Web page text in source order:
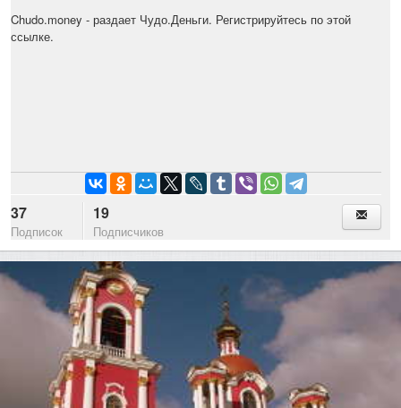
Chudo.money - раздает Чудо.Деньги. Регистрируйтесь по этой
ссылке.
37
Подписок
19
Подписчиков